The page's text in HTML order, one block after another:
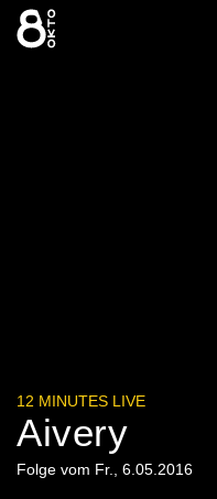
Zum
Inhalt
springen
12 MINUTES LIVE
Aivery
Folge vom Fr., 6.05.2016